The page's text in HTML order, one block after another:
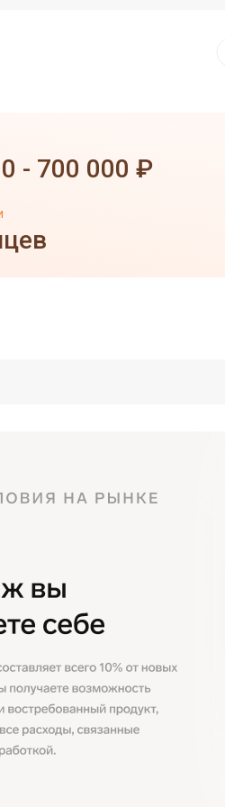
- 700 000 ₽